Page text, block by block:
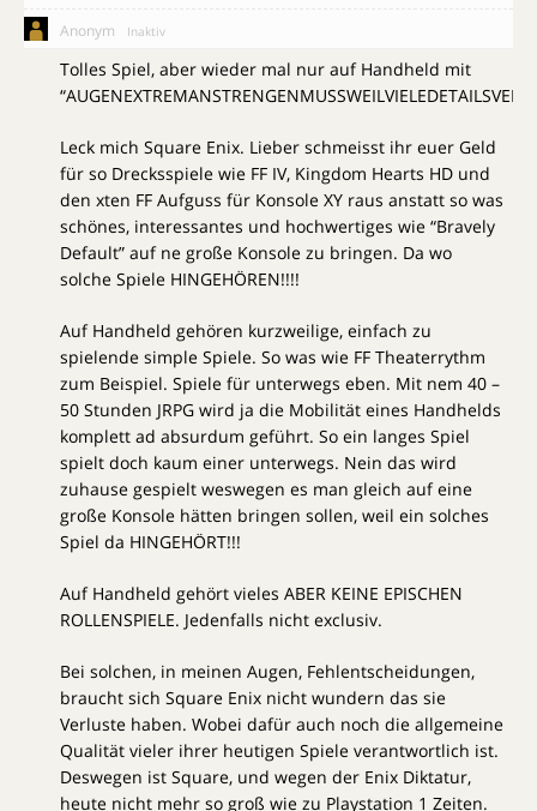
Anonym Inaktiv
Tolles Spiel, aber wieder mal nur auf Handheld mit
Leck mich Square Enix. Lieber schmeisst ihr euer Geld
für so Drecksspiele wie FF IV, Kingdom Hearts HD und
den xten FF Aufguss für Konsole XY raus anstatt so was
schönes, interessantes und hochwertiges wie “Bravely
Default” auf ne große Konsole zu bringen. Da wo
solche Spiele HINGEHÖREN!!!!
Auf Handheld gehören kurzweilige, einfach zu
spielende simple Spiele. So was wie FF Theaterrythm
zum Beispiel. Spiele für unterwegs eben. Mit nem 40 –
50 Stunden JRPG wird ja die Mobilität eines Handhelds
komplett ad absurdum geführt. So ein langes Spiel
spielt doch kaum einer unterwegs. Nein das wird
zuhause gespielt weswegen es man gleich auf eine
große Konsole hätten bringen sollen, weil ein solches
Spiel da HINGEHÖRT!!!
Auf Handheld gehört vieles ABER KEINE EPISCHEN
ROLLENSPIELE. Jedenfalls nicht exclusiv.
Bei solchen, in meinen Augen, Fehlentscheidungen,
braucht sich Square Enix nicht wundern das sie
Verluste haben. Wobei dafür auch noch die allgemeine
Qualität vieler ihrer heutigen Spiele verantwortlich ist.
Deswegen ist Square, und wegen der Enix Diktatur,
heute nicht mehr so groß wie zu Playstation 1 Zeiten.